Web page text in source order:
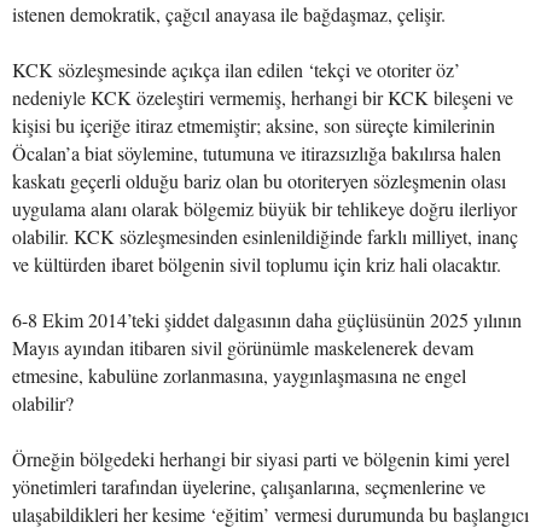
istenen demokratik, çağcıl anayasa ile bağdaşmaz, çelişir.
KCK sözleşmesinde açıkça ilan edilen ‘tekçi ve otoriter öz’
nedeniyle KCK özeleştiri vermemiş, herhangi bir KCK bileşeni ve
kişisi bu içeriğe itiraz etmemiştir; aksine, son süreçte kimilerinin
Öcalan’a biat söylemine, tutumuna ve itirazsızlığa bakılırsa halen
kaskatı geçerli olduğu bariz olan bu otoriteryen sözleşmenin olası
uygulama alanı olarak bölgemiz büyük bir tehlikeye doğru ilerliyor
olabilir. KCK sözleşmesinden esinlenildiğinde farklı milliyet, inanç
ve kültürden ibaret bölgenin sivil toplumu için kriz hali olacaktır.
6-8 Ekim 2014’teki şiddet dalgasının daha güçlüsünün 2025 yılının
Mayıs ayından itibaren sivil görünümle maskelenerek devam
etmesine, kabulüne zorlanmasına, yaygınlaşmasına ne engel
olabilir?
Örneğin bölgedeki herhangi bir siyasi parti ve bölgenin kimi yerel
yönetimleri tarafından üyelerine, çalışanlarına, seçmenlerine ve
ulaşabildikleri her kesime ‘eğitim’ vermesi durumunda bu başlangıcı